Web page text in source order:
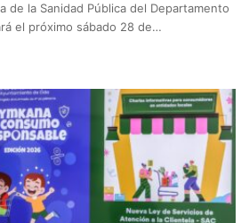
de la Sanidad Pública del Departamento
el próximo sábado 28 de…